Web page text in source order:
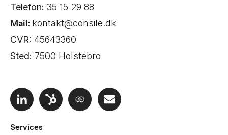
Telefon: 35 15 29 88
Mail: kontakt@consile.dk
CVR: 45643360
Sted: 7500 Holstebro
Services